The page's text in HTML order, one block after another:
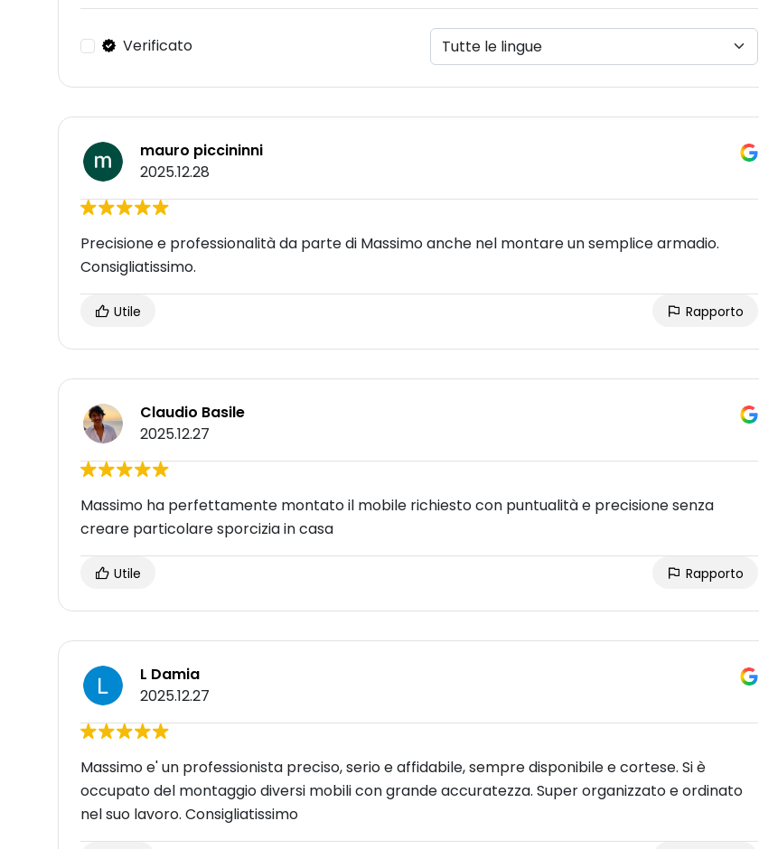
Verificato
mauro piccininni
2025.12.28
Precisione e professionalità da parte di Massimo anche nel montare un semplice armadio.
Consigliatissimo.
Utile Rapporto
Claudio Basile
2025.12.27
Massimo ha perfettamente montato il mobile richiesto con puntualità e precisione senza
creare particolare sporcizia in casa
Utile Rapporto
L Damia
2025.12.27
Massimo e' un professionista preciso, serio e affidabile, sempre disponibile e cortese. Si è
occupato del montaggio diversi mobili con grande accuratezza. Super organizzato e ordinato
nel suo lavoro. Consigliatissimo